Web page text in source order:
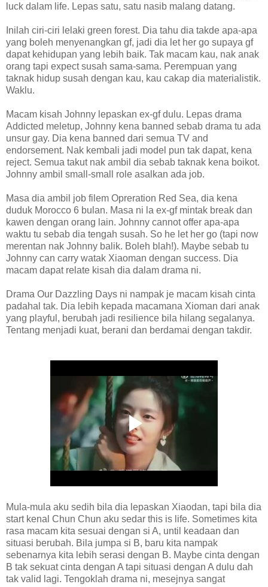
luck dalam life. Lepas satu, satu nasib malang datang.
Inilah ciri-ciri lelaki green forest. Dia tahu dia takde apa-apa
yang boleh menyenangkan gf, jadi dia let her go supaya gf
dapat kehidupan yang lebih baik. Tak macam kau, nak anak
orang tapi expect susah sama-sama. Perempuan yang
taknak hidup susah dengan kau, kau cakap dia materialistik.
Waklu.
Macam kisah Johnny lepaskan ex-gf dulu. Lepas drama
Addicted meletup, Johnny kena banned sebab drama tu ada
unsur gay. Dia kena banned dari semua TV and
endorsement. Nak kembali jadi model pun tak dapat, kena
reject. Semua takut nak ambil dia sebab taknak kena boikot.
Johnny ambil small-small role asalkan ada job.
Masa dia ambil job filem Opreration Red Sea, dia kena
duduk Morocco 6 bulan. Masa ni la ex-gf mintak break dan
kawen dengan orang lain. Johnny cannot offer apa-apa
waktu tu sebab dia tengah susah. So he let her go (tapi now
merentan nak Johnny balik. Boleh blah!). Maybe sebab tu
Johnny can carry watak Xiaoman dengan success. Dia
macam dapat relate kisah dia dalam drama ni.
Drama Our Dazzling Days ni nampak je macam kisah cinta
padahal tak. Dia lebih kepada macamana Xioman dari anak
yang playful, berubah jadi resilience bila hilang segalanya.
Tentang menjadi kuat, berani dan berdamai dengan takdir.
Mula-mula aku sedih bila dia lepaskan Xiaodan, tapi bila dia
start kenal Chun Chun aku sedar this is life. Sometimes kita
rasa macam kita sesuai dengan si A, until keadaan dan
situasi berubah. Bila jumpa si B, baru kita nampak
sebenarnya kita lebih serasi dengan B. Maybe cinta dengan
B tak sekuat cinta dengan A tapi situasi dengan A dulu dah
tak valid lagi. Tengoklah drama ni, mesejnya sangat